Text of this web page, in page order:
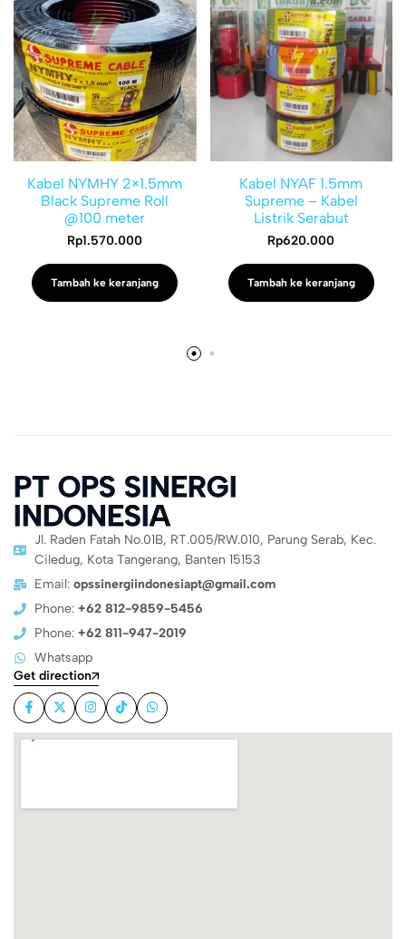
Kabel NYMHY 2×1.5mm
Black Supreme Roll
@100 meter
Rp1.570.000
Tambah ke keranjang
Kabel NYAF 1.5mm
Supreme – Kabel
Listrik Serabut
Rp620.000
Tambah ke keranjang
PT OPS SINERGI
INDONESIA
Jl. Raden Fatah No.01B, RT.005/RW.010, Parung Serab, Kec.
Ciledug, Kota Tangerang, Banten 15153
Email: opssinergiindonesiapt@gmail.com
Phone: +62 812-9859-5456
Phone: +62 811-947-2019
Whatsapp
Get direction